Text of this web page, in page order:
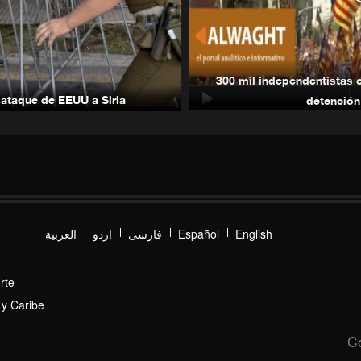
de EEUU a Siria
300 mil independentistas
Caribe
العربیة اردو فارسی Español English